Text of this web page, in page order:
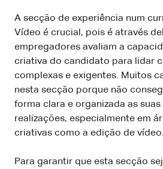
A secção de experiência num
Vídeo é crucial, pois é através
empregadores avaliam a
criativa do candidato para lidar
complexas e exigentes. Muitos
nesta secção porque não
forma clara e organizada as
realizações, especialmente em
criativas como a edição de vídeo.
Para garantir que esta secção